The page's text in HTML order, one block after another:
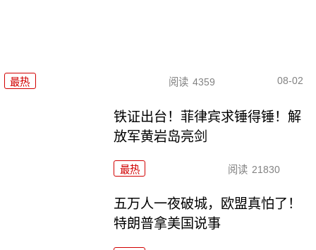
最热 阅读 4359 08-02
铁证出台！菲律宾求锤得锤！解
放军黄岩岛亮剑
最热 阅读 21830
五万人一夜破城，欧盟真怕了！
特朗普拿美国说事